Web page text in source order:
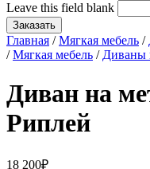
Leave this field blank
Главная /Мягкая мебель /
/Мягкая мебель / Диваны
Диван на
Риплей
18 200₽